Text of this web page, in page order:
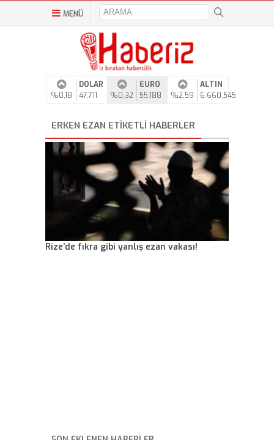
MENÜ
%0,18
DOLAR
47,711
%0,32
EURO
55,188
%2,59
ALTIN
6.660,545
ERKEN EZAN ETIKETLI HABERLER
Rize’de fıkra gibi yanlış ezan vakası!